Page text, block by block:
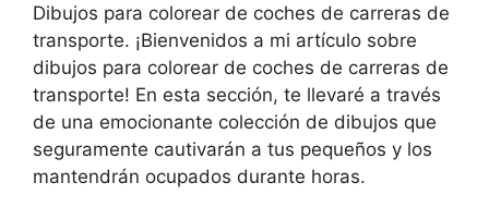
Dibujos para colorear de coches de carreras de
transporte. ¡Bienvenidos a mi artículo sobre
dibujos para colorear de coches de carreras de
transporte! En esta sección, te llevaré a través
de una emocionante colección de dibujos que
seguramente cautivarán a tus pequeños y los
mantendrán ocupados durante horas.